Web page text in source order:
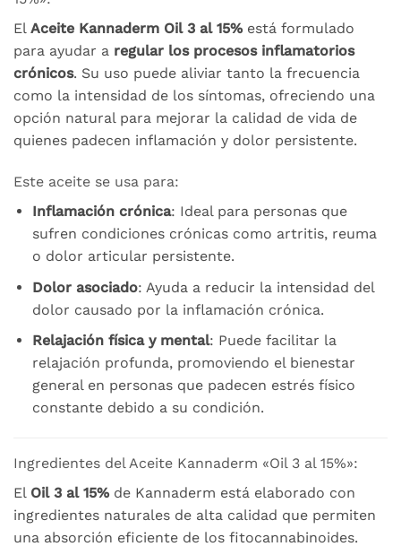
El Aceite Kannaderm Oil 3 al 15% está formulado
para ayudar a regular los procesos inflamatorios
crónicos. Su uso puede aliviar tanto la frecuencia
como la intensidad de los síntomas, ofreciendo una
opción natural para mejorar la calidad de vida de
quienes padecen inflamación y dolor persistente.
Este aceite se usa para:
Inflamación crónica: Ideal para personas que
sufren condiciones crónicas como artritis, reuma
o dolor articular persistente.
Dolor asociado: Ayuda a reducir la intensidad del
dolor causado por la inflamación crónica.
Relajación física y mental: Puede facilitar la
relajación profunda, promoviendo el bienestar
general en personas que padecen estrés físico
constante debido a su condición.
Ingredientes del Aceite Kannaderm «Oil 3 al 15%»:
El Oil 3 al 15% de Kannaderm está elaborado con
ingredientes naturales de alta calidad que permiten
una absorción eficiente de los fitocannabinoides.